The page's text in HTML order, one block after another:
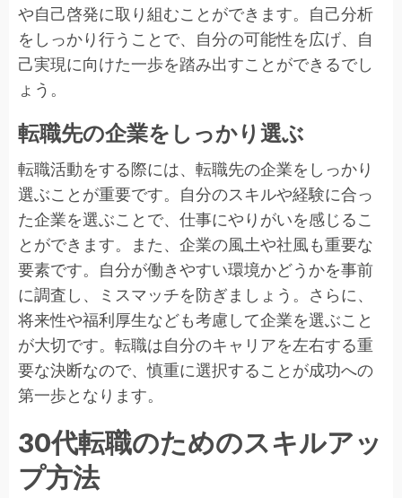
や自己啓発に取り組むことができます。自己分析
をしっかり行うことで、自分の可能性を広げ、自
己実現に向けた一歩を踏み出すことができるでし
ょう。
転職先の企業をしっかり選ぶ
転職活動をする際には、転職先の企業をしっかり
選ぶことが重要です。自分のスキルや経験に合っ
た企業を選ぶことで、仕事にやりがいを感じるこ
とができます。また、企業の風土や社風も重要な
要素です。自分が働きやすい環境かどうかを事前
に調査し、ミスマッチを防ぎましょう。さらに、
将来性や福利厚生なども考慮して企業を選ぶこと
が大切です。転職は自分のキャリアを左右する重
要な決断なので、慎重に選択することが成功への
第一歩となります。
30代転職のためのスキルアッ
プ方法